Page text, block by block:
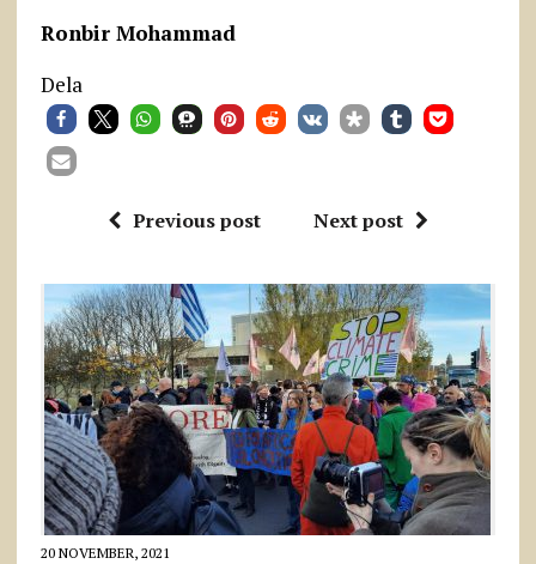
Ronbir Mohammad
Dela
Previous post Next post
20 NOVEMBER, 2021